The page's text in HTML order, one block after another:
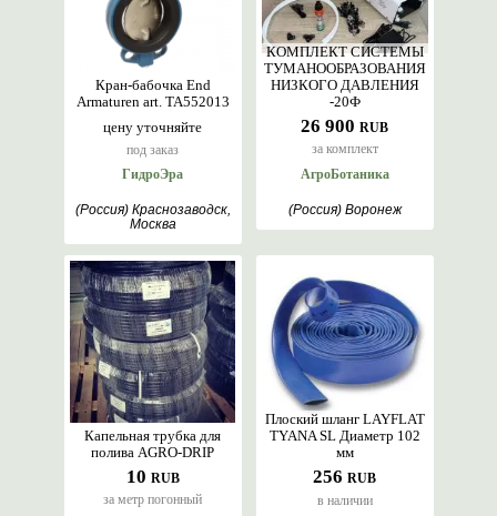
цену уточняйте
под заказ
Кран-бабочка End
Armaturen art. TA552013
ГидроЭра
(Россия) Краснозаводск,
Москва
26 900 RUB
за комплект
КОМПЛЕКТ СИСТЕМЫ
ТУМАНООБРАЗОВАНИЯ
НИЗКОГО ДАВЛЕНИЯ
-20Ф
АгроБотаника
(Россия) Воронеж
10 RUB
за метр погонный
Капельная трубка для
полива AGRO-DRIP
256 RUB
в наличии
Плоский шланг LAYFLAT
TYANA SL Диаметр 102
мм